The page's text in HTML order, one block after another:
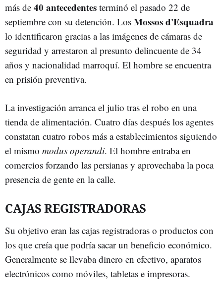
más de 40 antecedentes terminó el pasado 22 de
septiembre con su detención. Los Mossos d'Esquadra
lo identificaron gracias a las imágenes de cámaras de
seguridad y arrestaron al presunto delincuente de 34
años y nacionalidad marroquí. El hombre se encuentra
en prisión preventiva.
La investigación arranca el julio tras el robo en una
tienda de alimentación. Cuatro días después los agentes
constatan cuatro robos más a establecimientos siguiendo
el mismo modus operandi. El hombre entraba en
comercios forzando las persianas y aprovechaba la poca
presencia de gente en la calle.
CAJAS REGISTRADORAS
Su objetivo eran las cajas registradoras o productos con
los que creía que podría sacar un beneficio económico.
Generalmente se llevaba dinero en efectivo, aparatos
electrónicos como móviles, tabletas e impresoras.